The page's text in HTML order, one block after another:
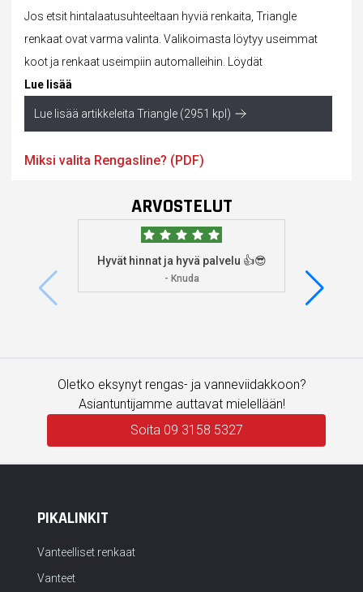
Jos etsit hintalaatusuhteeltaan hyviä renkaita, Triangle
renkaat ovat varma valinta. Valikoimasta löytyy useimmat
koot ja renkaat useimpiin automalleihin. Löydät
Lue lisää
Lue lisää artikkeleita Triangle (2951 kpl)
Miksi valita Rengasline? (PDF)
ARVOSTELUT
Hyvät hinnat ja hyvä palvelu 👍😎
- Knuda
Oletko eksynyt rengas- ja vanneviidakkoon?
Asiantuntijamme auttavat mielellään!
Soita 09 3158 5327
PIKALINKIT
Vanteelliset renkaat
Vanteet